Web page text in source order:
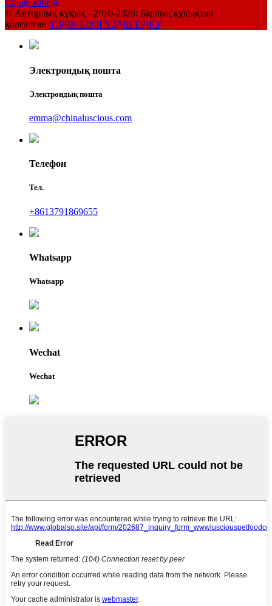
Сұрау жіберу
© Авторлық құқық - 2010-2026: Барлық құқықтар
қорғалған.ҮЗДІК БЛОГҮЗДІК ІЗДЕУ
Электрондық пошта
Электрондық пошта
emma@chinaluscious.com
Телефон
Тел.
+8613791869655
Whatsapp
Whatsapp
Wechat
Wechat